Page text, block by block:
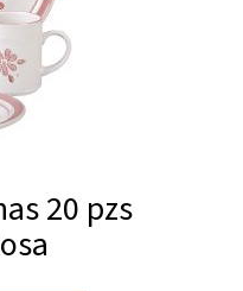
20 pzs